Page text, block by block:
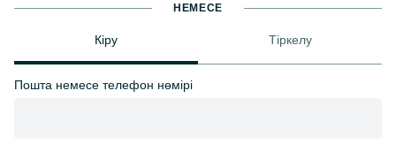
НЕМЕСЕ
Кіру Тіркелу
Пошта немесе телефон нөмірі